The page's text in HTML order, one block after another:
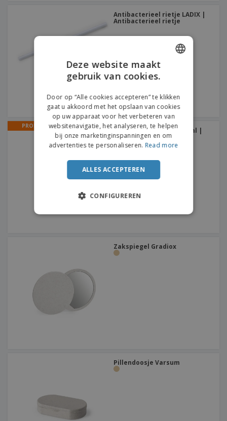
Antibacterieel rietje LADIX |
Antibacterieel rietje
PROMO
Fles met dispenser 500 ml |
Fles voor alcoholgel
Zakspiegel Gradiox
Pillendoosje Varsum
ENGLISH
Deze website maakt
gebruik van cookies.
Door op “Alle cookies accepteren” te klikken
gaat u akkoord met het opslaan van cookies
op uw apparaat voor het verbeteren van
websitenavigatie, het analyseren, te helpen
bij onze marketinginspanningen en om
advertenties te personaliseren. Read more
ALLES ACCEPTEREN
CONFIGUREREN